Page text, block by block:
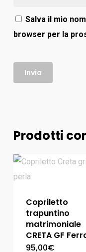
Salva il mio
browser per la
Prodotti
Copriletto
trapuntino
matrimoniale
CRETA GF
95,00€